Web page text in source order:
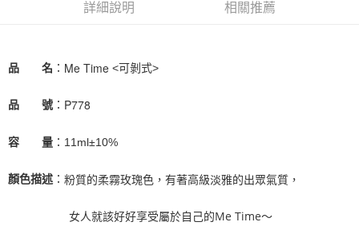
【大哥付你分期使用說明】
2.付款方式選擇「大哥付你分期」，訂單成立後會自動跳轉到大哥付的交易
3.實際核准額度、可分期數及費用金額請依後續交易確認頁面所載為準。
消。如遇「轉專審核」未通過狀況，表示未達大哥付你分期系統評分，恕無
法說明評估內容。
1.分期款項不併入電信帳單，「大哥付你分期」於每月結算日後寄送繳費提
相關說明
AFTEE先享後付是「在收到商品之後才付款」的支付方式。 讓您購物簡單
２．便利：只要手機號碼，簡訊認證，即可結帳。
【「AFTEE先享後付」結帳流程】
ATM付款
運送方式
每筆NT$70，滿NT$899(含以上)免運費
詳細說明 相關推薦
品       名 ： Me Time <可剝式>
品       號 ： P778
容       量 ：11ml±10%
顏色描述 ： 粉質的柔霧玫瑰色，有著高級淡雅的出眾氣質，
                   女人就該好好享受屬於自己的Me Time～